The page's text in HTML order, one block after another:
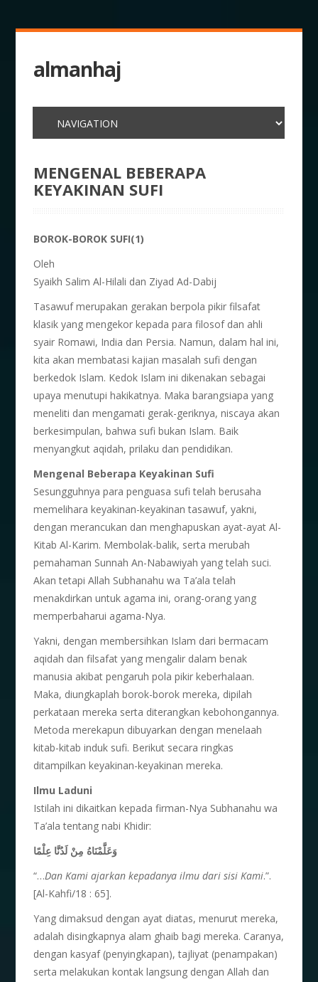
almanhaj
MENGENAL BEBERAPA
KEYAKINAN SUFI
BOROK-BOROK SUFI(1)
Oleh
Syaikh Salim Al-Hilali dan Ziyad Ad-Dabij
Tasawuf merupakan gerakan berpola pikir filsafat
klasik yang mengekor kepada para filosof dan ahli
syair Romawi, India dan Persia. Namun, dalam hal ini,
kita akan membatasi kajian masalah sufi dengan
berkedok Islam. Kedok Islam ini dikenakan sebagai
upaya menutupi hakikatnya. Maka barangsiapa yang
meneliti dan mengamati gerak-geriknya, niscaya akan
berkesimpulan, bahwa sufi bukan Islam. Baik
menyangkut aqidah, prilaku dan pendidikan.
Mengenal Beberapa Keyakinan Sufi
Sesungguhnya para penguasa sufi telah berusaha
memelihara keyakinan-keyakinan tasawuf, yakni,
dengan merancukan dan menghapuskan ayat-ayat Al-
Kitab Al-Karim. Membolak-balik, serta merubah
pemahaman Sunnah An-Nabawiyah yang telah suci.
Akan tetapi Allah Subhanahu wa Ta’ala telah
menakdirkan untuk agama ini, orang-orang yang
memperbaharui agama-Nya.
Yakni, dengan membersihkan Islam dari bermacam
aqidah dan filsafat yang mengalir dalam benak
manusia akibat pengaruh pola pikir keberhalaan.
Maka, diungkaplah borok-borok mereka, dipilah
perkataan mereka serta diterangkan kebohongannya.
Metoda merekapun dibuyarkan dengan menelaah
kitab-kitab induk sufi. Berikut secara ringkas
ditampilkan keyakinan-keyakinan mereka.
Ilmu Laduni
Istilah ini dikaitkan kepada firman-Nya Subhanahu wa
Ta’ala tentang nabi Khidir:
وَعَلَّمْنَاهُ مِنْ لَدُنَّا عِلْمًا
“…Dan Kami ajarkan kepadanya ilmu dari sisi Kami.”.
[Al-Kahfi/18 : 65].
Yang dimaksud dengan ayat diatas, menurut mereka,
adalah disingkapnya alam ghaib bagi mereka. Caranya,
dengan kasyaf (penyingkapan), tajliyat (penampakan)
serta melakukan kontak langsung dengan Allah dan